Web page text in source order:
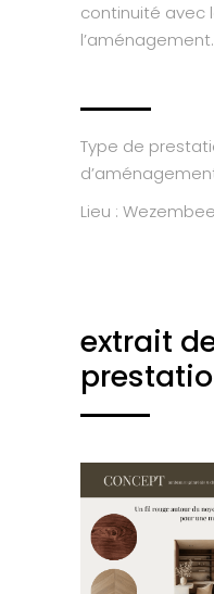
continuité avec
l’aménagement.
Type de
Lieu :
extrait